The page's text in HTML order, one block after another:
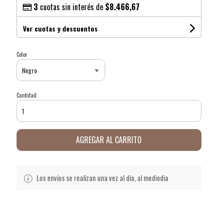
3 cuotas sin interés de $8.466,67
Ver cuotas y descuentos
Color
Cantidad
AGREGAR AL CARRITO
Los envíos se realizan una vez al día, al mediodia